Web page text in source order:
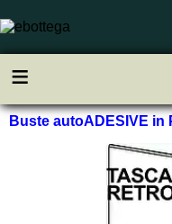
≡
Buste autoADESIVE in